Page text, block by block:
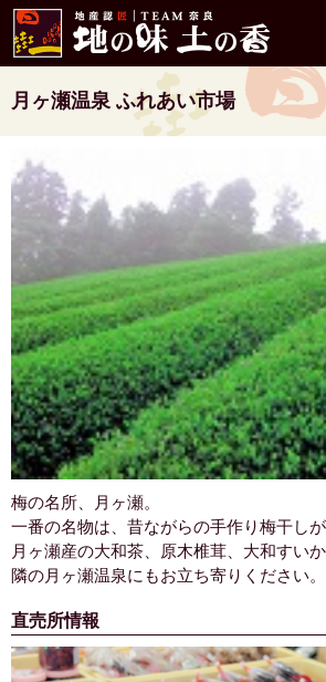
地産認匠 TEAM奈良 地の味 土の
香
月ヶ瀬温泉 ふれあい市場
梅の名所、月ヶ瀬。
一番の名物は、昔ながらの手作り梅干しが
月ヶ瀬産の大和茶、原木椎茸、大和すいか
隣の月ヶ瀬温泉にもお立ち寄りください。
直売所情報